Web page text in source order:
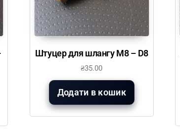
Штуцер для шлангу М8 – D8
₴35.00
Додати в кошик